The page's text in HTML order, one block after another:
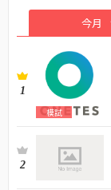
今月
1
模試
2